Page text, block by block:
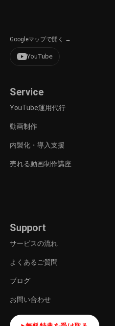
Googleマップで開く →
YouTube
Service
YouTube運用代行
動画制作
内製化・導入支援
売れる動画制作講座
Support
サービスの流れ
よくあるご質問
ブログ
お問い合わせ